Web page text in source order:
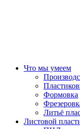
Что мы умеем
Формовка
Литьё
Листовой